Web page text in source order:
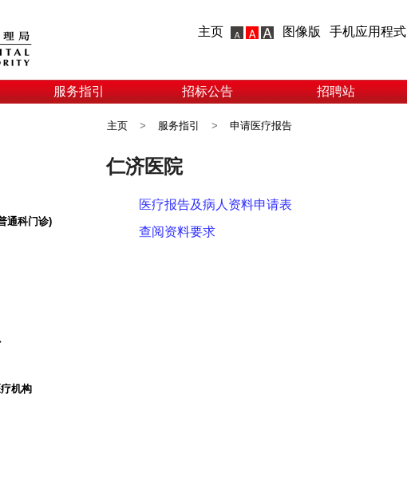
主页 图像版 手机应用程式
服务指引 招标公告 招聘站
通科门诊)
机构
主页 > 服务指引 > 申请医疗报告